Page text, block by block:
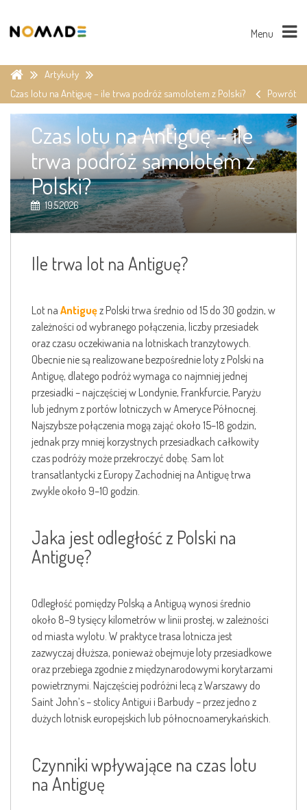
Menu
Artykuły
Czas lotu na Antiguę – ile trwa podróż samolotem z Polski?
Powrót
Czas lotu na Antiguę – ile
trwa podróż samolotem z
Polski?
19.5.2026
Ile trwa lot na Antiguę?
Lot na Antiguęz Polski trwa średnio od 15 do 30 godzin, w
zależności od wybranego połączenia, liczby przesiadek
oraz czasu oczekiwania na lotniskach tranzytowych.
Obecnie nie są realizowane bezpośrednie loty z Polski na
Antiguę, dlatego podróż wymaga co najmniej jednej
przesiadki – najczęściej w Londynie, Frankfurcie, Paryżu
lub jednym z portów lotniczych w Ameryce Północnej.
Najszybsze połączenia mogą zająć około 15–18 godzin,
jednak przy mniej korzystnych przesiadkach całkowity
czas podróży może przekroczyć dobę. Sam lot
transatlantycki z Europy Zachodniej na Antiguę trwa
zwykle około 9–10 godzin.
Jaka jest odległość z Polski na
Antiguę?
Odległość pomiędzy Polską a Antiguą wynosi średnio
około 8–9 tysięcy kilometrów w linii prostej, w zależności
od miasta wylotu. W praktyce trasa lotnicza jest
zazwyczaj dłuższa, ponieważ obejmuje loty przesiadkowe
oraz przebiega zgodnie z międzynarodowymi korytarzami
powietrznymi. Najczęściej podróżni lecą z Warszawy do
Saint John’s – stolicy Antigui i Barbudy – przez jedno z
dużych lotnisk europejskich lub północnoamerykańskich.
Czynniki wpływające na czas lotu
na Antiguę